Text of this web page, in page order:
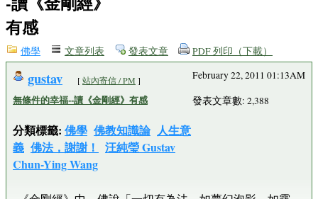
有感
佛學 文章列表 發表文章 PDF 列印（下載）
gustav [站內寄信 / PM ]
無條件的幸福--讀《金剛經》有感
分類標籤: 佛學 佛教知識論 人生意
義 佛法，謝謝！
汪純瑩 Gustav
Chun-Ying Wang
February 22, 2011 01:13AM
發表文章數: 2,388